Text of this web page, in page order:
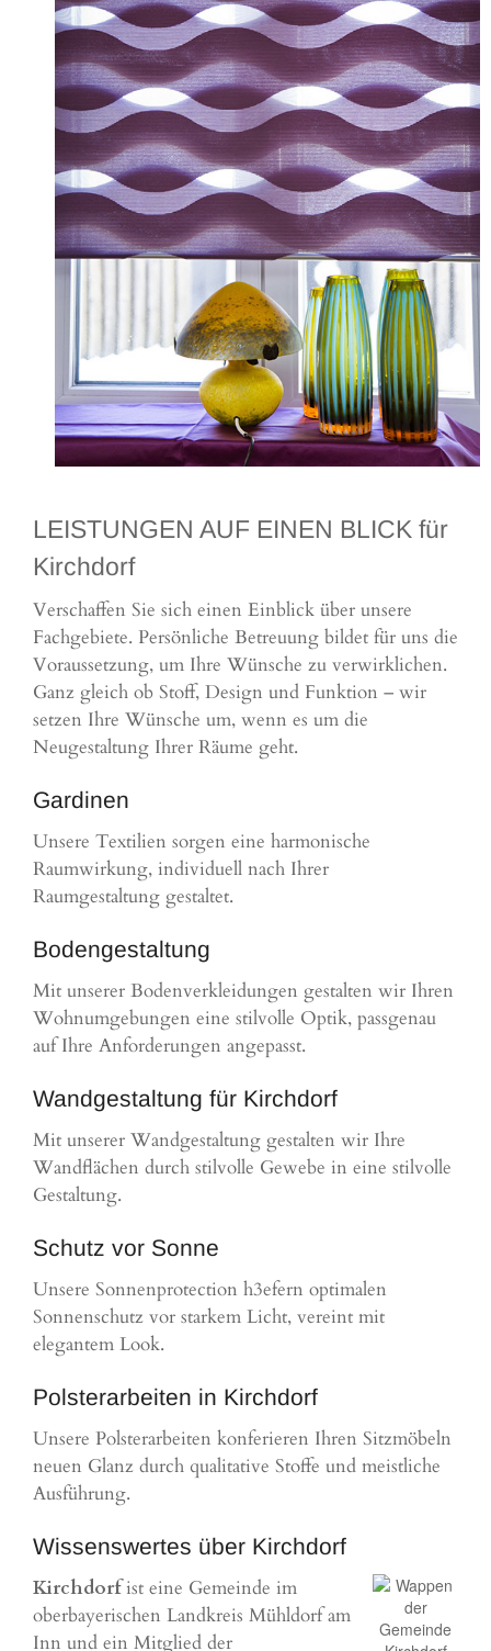
LEISTUNGEN AUF EINEN BLICK für
Kirchdorf
Verschaffen Sie sich einen Einblick über unsere
Fachgebiete. Persönliche Betreuung bildet für uns die
Voraussetzung, um Ihre Wünsche zu verwirklichen.
Ganz gleich ob Stoff, Design und Funktion – wir
setzen Ihre Wünsche um, wenn es um die
Neugestaltung Ihrer Räume geht.
Gardinen
Unsere Textilien sorgen eine harmonische
Raumwirkung, individuell nach Ihrer
Raumgestaltung gestaltet.
Bodengestaltung
Mit unserer Bodenverkleidungen gestalten wir Ihren
Wohnumgebungen eine stilvolle Optik, passgenau
auf Ihre Anforderungen angepasst.
Wandgestaltung für Kirchdorf
Mit unserer Wandgestaltung gestalten wir Ihre
Wandflächen durch stilvolle Gewebe in eine stilvolle
Gestaltung.
Schutz vor Sonne
Unsere Sonnenprotection h3efern optimalen
Sonnenschutz vor starkem Licht, vereint mit
elegantem Look.
Polsterarbeiten in Kirchdorf
Unsere Polsterarbeiten konferieren Ihren Sitzmöbeln
neuen Glanz durch qualitative Stoffe und meistliche
Ausführung.
Wissenswertes über Kirchdorf
Kirchdorfist eine Gemeinde im
oberbayerischen Landkreis Mühldorf am
Inn und ein Mitglied der